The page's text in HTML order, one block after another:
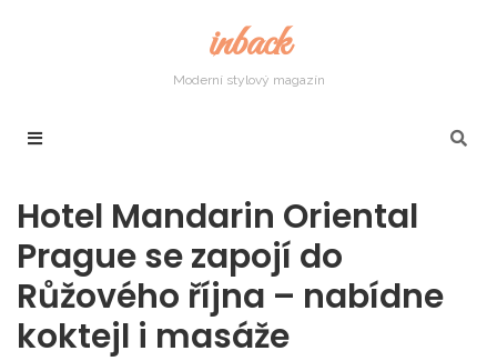
inback
Moderní stylový magazín
Hotel Mandarin Oriental
Prague se zapojí do
Růžového října – nabídne
koktejl i masáže